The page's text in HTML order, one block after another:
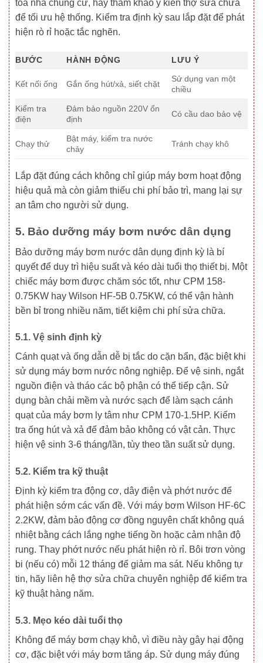
tòa nhà chung cư, hãy tham khảo ý kiến thợ sửa chữa
để tối ưu hệ thống. Kiểm tra định kỳ sau lắp đặt để phát
hiện rò rỉ hoặc tắc nghẽn.
BƯỚC HÀNH ĐỘNG LƯU Ý
Kết nối ống Gắn ống hút/xả, siết chặt
Sử dụng van một
chiều
Kiểm tra
điện
Đảm bảo nguồn 220V ổn
định
Có cầu dao bảo vệ
Chạy thử
Bật máy, kiểm tra nước
chảy
Tránh chạy khô
Lắp đặt đúng cách không chỉ giúp máy bơm hoạt động
hiệu quả mà còn giảm thiểu chi phí bảo trì, mang lại sự
an tâm cho người sử dụng.
5. Bảo dưỡng máy bơm nước dân dụng
Bảo dưỡng máy bơm nước dân dụng định kỳ là bí
quyết để duy trì hiệu suất và kéo dài tuổi thọ thiết bị. Một
chiếc máy bơm được chăm sóc tốt, như CPM 158-
0.75KW hay Wilson HF-5B 0.75KW, có thể vận hành
bền bỉ trong nhiều năm, tiết kiệm chi phí sửa chữa.
5.1. Vệ sinh định kỳ
Cánh quạt và ống dẫn dễ bị tắc do cặn bẩn, đặc biệt khi
sử dụng máy bơm nước nông nghiệp. Để vệ sinh, ngắt
nguồn điện và tháo các bộ phận có thể tiếp cận. Sử
dụng bàn chải mềm và nước sạch để làm sạch cánh
quạt của máy bơm ly tâm như CPM 170-1.5HP. Kiểm
tra ống hút và xả để đảm bảo không có vật cản. Thực
hiện vệ sinh 3-6 tháng/lần, tùy theo tần suất sử dụng.
5.2. Kiểm tra kỹ thuật
Định kỳ kiểm tra động cơ, dây điện và phớt nước để
phát hiện sớm các vấn đề. Với máy bơm Wilson HF-6C
2.2KW, đảm bảo động cơ đồng nguyên chất không quá
nhiệt bằng cách lắng nghe tiếng ồn hoặc cảm nhận độ
rung. Thay phớt nước nếu phát hiện rò rỉ. Bôi trơn vòng
bi (nếu có) mỗi 12 tháng để giảm ma sát. Nếu không tự
tin, hãy liên hệ thợ sửa chữa chuyên nghiệp để kiểm tra
kỹ thuật hàng năm.
5.3. Mẹo kéo dài tuổi thọ
Không để máy bơm chạy khô, vì điều này gây hại động
cơ, đặc biệt với máy bơm tăng áp. Sử dụng máy đúng